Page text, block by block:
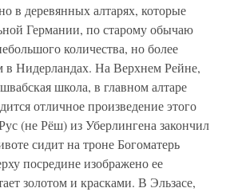
в деревянных алтарях, которые
Германии, по старому обычаю
количества, но более
Нидерландах. На Верхнем Рейне,
школа, в главном алтаре
отличное произведение этого
(не Рёш) из Уберлингена закончил
сидит на троне Богоматерь
посредине изображено ее
золотом и красками. В Эльзасе,